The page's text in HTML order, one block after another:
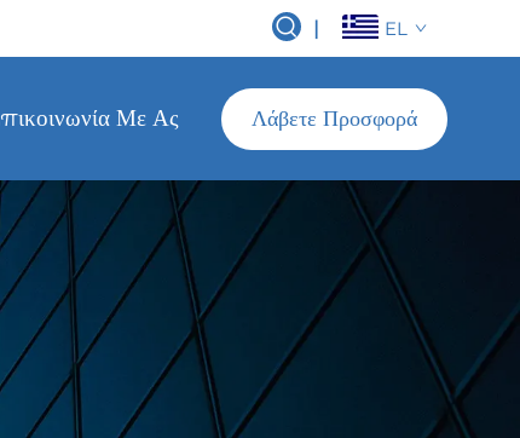
| EL
Με Ας Λάβετε Προσφορά